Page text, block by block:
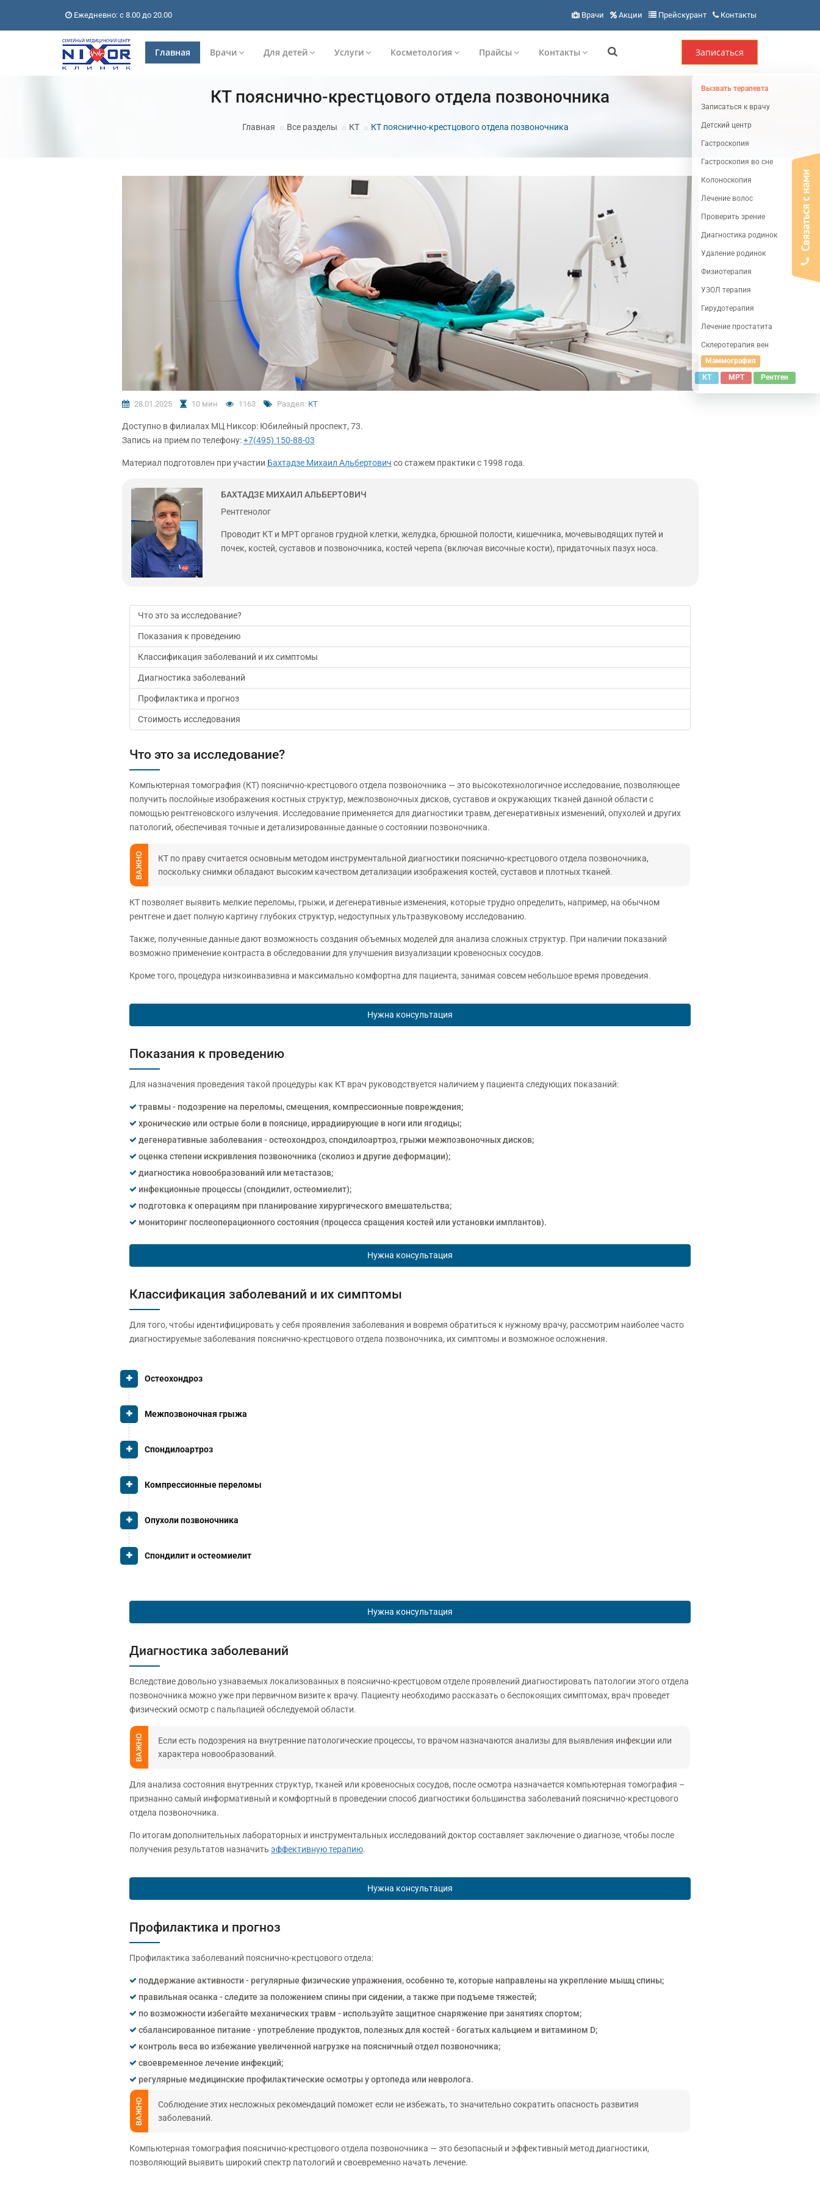
Ежедневно: с 8.00 до 20.00 Врачи Акции Прейскурант Контакты
Главная Врачи Для детей Услуги Косметология Прайсы Контакты Записаться
КТ пояснично-крестцового отдела позвоночника
Главная Все разделы КТ КТ пояснично-крестцового отдела позвоночника
28.01.2025 10 мин 1163 Раздел: КТ
Доступно в филиалах МЦ Никсор: Юбилейный проспект, 73.
Запись на прием по телефону:+7(495) 150-88-03
Материал подготовлен при участии Бахтадзе Михаил Альбертович со стажем практики с 1998 года.
БАХТАДЗЕ МИХАИЛ АЛЬБЕРТОВИЧ
Рентгенолог
Проводит КТ и МРТ органов грудной клетки, желудка, брюшной полости, кишечника, мочевыводящих путей и
почек, костей, суставов и позвоночника, костей черепа (включая височные кости), придаточных пазух носа.
Что это за исследование?
Показания к проведению
Классификация заболеваний и их симптомы
Диагностика заболеваний
Профилактика и прогноз
Стоимость исследования
Что это за исследование?
Компьютерная томография (КТ) пояснично-крестцового отдела позвоночника — это высокотехнологичное исследование, позволяющее
получить послойные изображения костных структур, межпозвоночных дисков, суставов и окружающих тканей данной области с
помощью рентгеновского излучения. Исследование применяется для диагностики травм, дегенеративных изменений, опухолей и других
патологий, обеспечивая точные и детализированные данные о состоянии позвоночника.
ВАЖНО
КТ по праву считается основным методом инструментальной диагностики пояснично-крестцового отдела позвоночника,
поскольку снимки обладают высоким качеством детализации изображения костей, суставов и плотных тканей.
КТ позволяет выявить мелкие переломы, грыжи, и дегенеративные изменения, которые трудно определить, например, на обычном
рентгене и дает полную картину глубоких структур, недоступных ультразвуковому исследованию.
Также, полученные данные дают возможность создания объемных моделей для анализа сложных структур. При наличии показаний
возможно применение контраста в обследовании для улучшения визуализации кровеносных сосудов.
Кроме того, процедура низкоинвазивна и максимально комфортна для пациента, занимая совсем небольшое время проведения.
Нужна консультация
Показания к проведению
Для назначения проведения такой процедуры как КТ врач руководствуется наличием у пациента следующих показаний:
травмы - подозрение на переломы, смещения, компрессионные повреждения;
хронические или острые боли в пояснице, иррадиирующие в ноги или ягодицы;
дегенеративные заболевания - остеохондроз, спондилоартроз, грыжи межпозвоночных дисков;
оценка степени искривления позвоночника (сколиоз и другие деформации);
диагностика новообразований или метастазов;
инфекционные процессы (спондилит, остеомиелит);
подготовка к операциям при планирование хирургического вмешательства;
мониторинг послеоперационного состояния (процесса сращения костей или установки имплантов).
Нужна консультация
Классификация заболеваний и их симптомы
Для того, чтобы идентифицировать у себя проявления заболевания и вовремя обратиться к нужному врачу, рассмотрим наиболее часто
диагностируемые заболевания пояснично-крестцового отдела позвоночника, их симптомы и возможное осложнения.
Остеохондроз
Межпозвоночная грыжа
Спондилоартроз
Компрессионные переломы
Опухоли позвоночника
Спондилит и остеомиелит
Нужна консультация
Диагностика заболеваний
Вследствие довольно узнаваемых локализованных в пояснично-крестцовом отделе проявлений диагностировать патологии этого отдела
позвоночника можно уже при первичном визите к врачу. Пациенту необходимо рассказать о беспокоящих симптомах, врач проведет
физический осмотр с пальпацией обследуемой области.
ВАЖНО
Если есть подозрения на внутренние патологические процессы, то врачом назначаются анализы для выявления инфекции или
характера новообразований.
Для анализа состояния внутренних структур, тканей или кровеносных сосудов, после осмотра назначается компьютерная томография –
признанно самый информативный и комфортный в проведении способ диагностики большинства заболеваний пояснично-крестцового
отдела позвоночника.
По итогам дополнительных лабораторных и инструментальных исследований доктор составляет заключение о диагнозе, чтобы после
получения результатов назначить эффективную терапию.
Нужна консультация
Профилактика и прогноз
Профилактика заболеваний пояснично-крестцового отдела:
поддержание активности - регулярные физические упражнения, особенно те, которые направлены на укрепление мышц спины;
правильная осанка - следите за положением спины при сидении, а также при подъеме тяжестей;
по возможности избегайте механических травм - используйте защитное снаряжение при занятиях спортом;
сбалансированное питание - употребление продуктов, полезных для костей - богатых кальцием и витамином D;
контроль веса во избежание увеличенной нагрузке на поясничный отдел позвоночника;
своевременное лечение инфекций;
регулярные медицинские профилактические осмотры у ортопеда или невролога.
ВАЖНО
Соблюдение этих несложных рекомендаций поможет если не избежать, то значительно сократить опасность развития
заболеваний.
Компьютерная томография пояснично-крестцового отдела позвоночника — это безопасный и эффективный метод диагностики,
позволяющий выявить широкий спектр патологий и своевременно начать лечение.
Вызвать терапевта
Записаться к врачу
Детский центр
Гастроскопия
Гастроскопия во сне
Колоноскопия
Лечение волос
Проверить зрение
Диагностика родинок
Удаление родинок
Физиотерапия
УЗОЛ терапия
Гирудотерапия
Лечение простатита
Склеротерапия вен
Маммография
КТ
МРТ Рентген